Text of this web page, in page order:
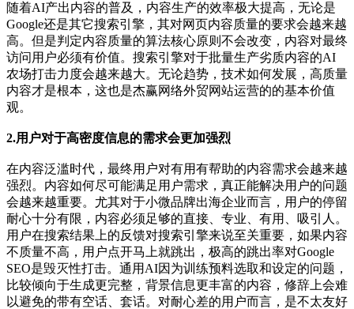
随着AI产出内容的普及，内容生产的效率极大提高，无论是
Google还是其它搜索引擎，其对网页内容质量的要求会越来越
高。但是判定内容质量的算法核心原则不会改变，内容对最终
访问用户必须有价值。搜索引擎对于批量生产劣质内容的AI
农场打击力度会越来越大。无论趋势，技术如何发展，高质量
内容才是根本，这也是杰赢网络外贸网站运营的的基本价值
观。
2.用户对于高密度信息的需求会更加强烈
在内容泛滥时代，最终用户对有用有帮助的内容需求会越来越
强烈。内容如何尽可能满足用户需求，真正能解决用户的问题
会越来越重要。尤其对于小微品牌出海企业而言，用户的停留
耐心十分有限，内容必须足够的直接、专业、有用、吸引人。
用户在搜索结果上的反馈对搜索引擎来说至关重要，如果内容
不质量不高，用户点开马上就跳出，极高的跳出率对Google
SEO是毁灭性打击。通用AI因为训练预料选取和设定的问题，
比较倾向于生成更完整，背景信息更丰富的内容，修辞上会难
以避免的带有空话、套话。对耐心差的用户而言，是不太友好